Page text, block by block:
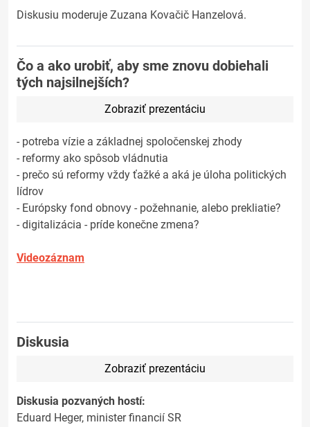
Diskusiu moderuje Zuzana Kovačič Hanzelová.
Čo a ako urobiť, aby sme znovu dobiehali
tých najsilnejších?
Zobraziť prezentáciu
- potreba vízie a základnej spoločenskej zhody
- reformy ako spôsob vládnutia
- prečo sú reformy vždy ťažké a aká je úloha politických
lídrov
- Európsky fond obnovy - požehnanie, alebo prekliatie?
- digitalizácia - príde konečne zmena?
Videozáznam
Diskusia
Zobraziť prezentáciu
Diskusia pozvaných hostí:
Eduard Heger, minister financií SR